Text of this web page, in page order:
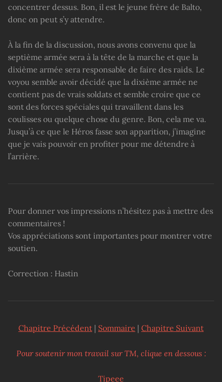
concentrer dessus. Bon, il est le jeune frère de Balto,
donc on peut s’y attendre.
À la fin de la discussion, nous avons convenu que la
septième armée sera à la tête de la marche et que la
dixième armée sera responsable de faire des raids. Le
voyou semble avoir décidé que la dixième armée ne
contient pas de vrais soldats et semble croire que ce
sont des forces spéciales qui travaillent dans les
coulisses ou quelque chose du genre. Bon, cela me va.
Jusqu’à ce que le Héros fasse son apparition, j’imagine
que je vais pouvoir en profiter pour me détendre à
l’arrière.
Pour donner vos impressions n’hésitez pas à mettre des
commentaires !
Vos appréciations sont importantes pour montrer votre
soutien.
Correction : Hastin
Chapitre Précédent | Sommaire | Chapitre Suivant
Pour soutenir mon travail sur TM, clique en dessous :
Tipeee